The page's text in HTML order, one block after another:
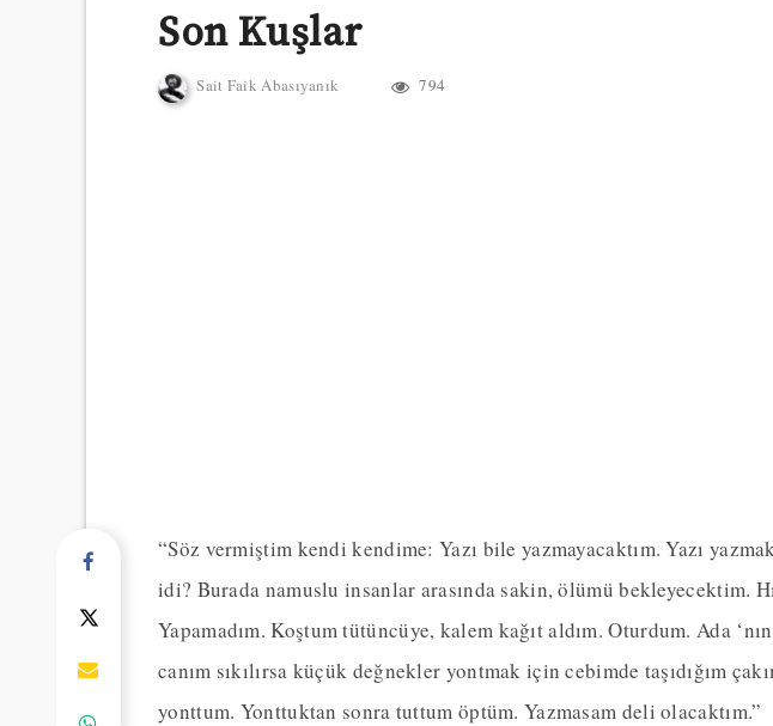
Son Kuşlar
Sait Faik Abasıyanık 794
“Söz vermiştim kendi kendime: Yazı bile yazmayacaktım. Yazı
idi? Burada namuslu insanlar arasında sakin, ölümü bekleyecektim.
Yapamadım. Koştum tütüncüye, kalem kağıt aldım. Oturdum. Ada
canım sıkılırsa küçük değnekler yontmak için cebimde taşıdığım
yonttum. Yonttuktan sonra tuttum öptüm. Yazmasam deli olacaktım.”